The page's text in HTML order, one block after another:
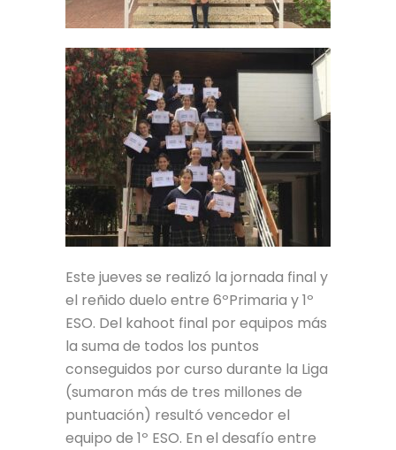
Este jueves se realizó la jornada final y
el reñido duelo entre 6ºPrimaria y 1º
ESO. Del kahoot final por equipos más
la suma de todos los puntos
conseguidos por curso durante la Liga
(sumaron más de tres millones de
puntuación) resultó vencedor el
equipo de 1º ESO. En el desafío entre